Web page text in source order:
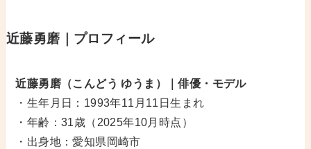
近藤勇磨｜プロフィール
近藤勇磨（こんどう ゆうま）｜俳優・モデル
・生年月日：1993年11月11日生まれ
・年齢：31歳（2025年10月時点）
・出身地：愛知県岡崎市